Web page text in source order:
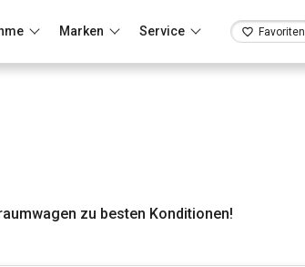
Marken Service Favoriten
zu besten Konditionen!